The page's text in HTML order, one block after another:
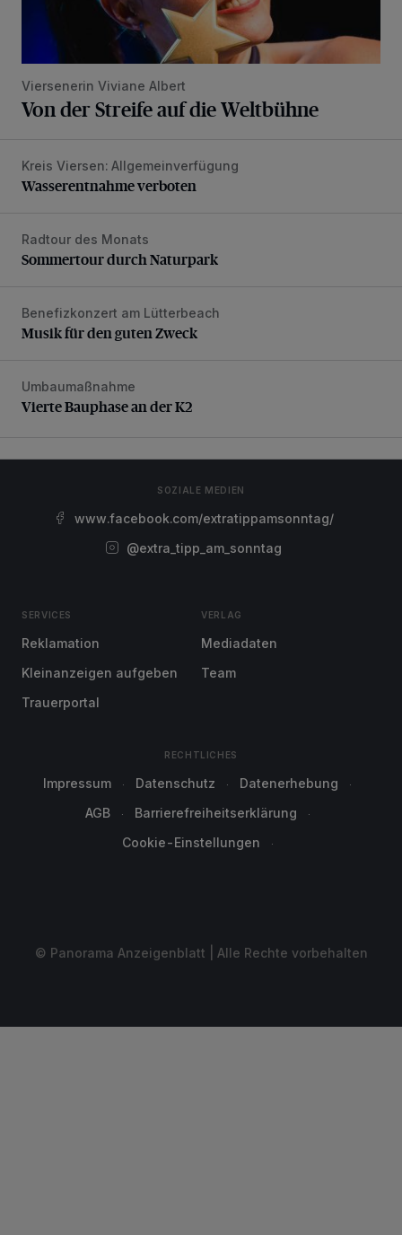
Viersenerin Viviane Albert
Von der Streife auf die Weltbühne
Wasserentnahme verboten
Kreis Viersen: Allgemeinverfügung
Wasserentnahme verboten
Sommertour durch Naturpark
Radtour des Monats
Sommertour durch Naturpark
Musik für den guten Zweck
Benefizkonzert am Lütterbeach
Musik für den guten Zweck
Vierte Bauphase an der K2
Umbaumaßnahme
Vierte Bauphase an der K2
SOZIALE MEDIEN
www.facebook.com/extratippamsonntag/
@extra_tipp_am_sonntag
SERVICES
Reklamation
Kleinanzeigen aufgeben
Trauerportal
VERLAG
Mediadaten
Team
RECHTLICHES
Impressum Datenschutz
Datenerhebung
AGB
Barrierefreiheitserklärung
Cookie-Einstellungen
© Panorama Anzeigenblatt | Alle Rechte vorbehalten